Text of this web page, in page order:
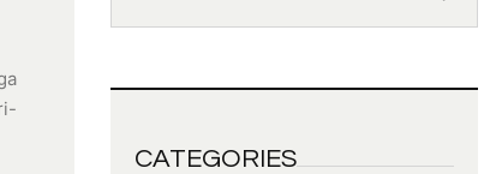
CATEGORIES